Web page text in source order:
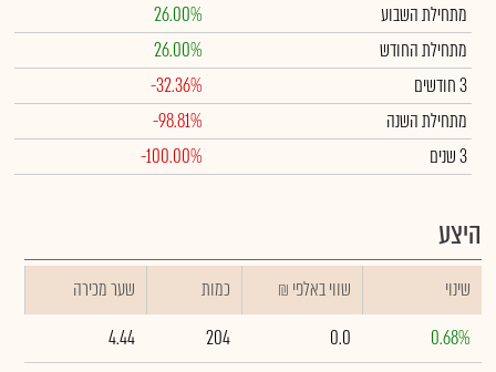
מתחילת השבוע
26.00%
מתחילת החודש
26.00%
3 חודשים
-32.36%
מתחילת השנה
-98.81%
3 שנים
-100.00%
היצע
שינוי ₪ שווי באלפי כמות
שער מכירה
0.68%
0.0
204
4.44